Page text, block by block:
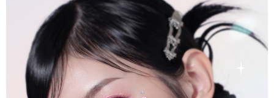
【「AFTEE先享後付」結帳流程】
１．於結帳方式選擇「AFTEE先享後付」後，將跳轉至「AFTEE先享後付」
結帳頁面，進行簡訊認證並確認金額後，即可完成結帳。
２．訂單成立數日內，您將收到繳費通知簡訊。
３．收到繳費通知簡訊後14天內，點擊此簡訊中的連結，可透過四大超商／
ATM／網路銀行／等多元方式進行付款，方視為交易完成。
※ 請注意：結帳手續完成當下不需立刻繳費，但若您需要取消訂單，請聯絡
購買商品的店家。未經商家同意取消之訂單仍視為有效，需透過AFTEE先享
每筆NT$65，滿NT$499(含以上)免運費
付款後全家取貨
每筆NT$65，滿NT$499(含以上)免運費
7-11取貨付款
每筆NT$65，滿NT$499(含以上)免運費